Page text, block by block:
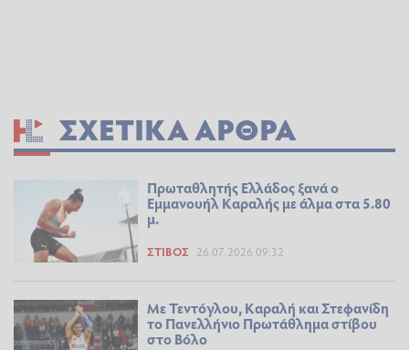
ΣΧΕΤΙΚΆ ΆΡΘΡΑ
Πρωταθλητής Ελλάδος ξανά ο
Εμμανουήλ Καραλής με άλμα στα 5.80
μ.
ΣΤΊΒΟΣ 26.07.2026 09:32
Mε Τεντόγλου, Καραλή και Στεφανίδη
το Πανελλήνιο Πρωτάθλημα στίβου
στο Βόλο